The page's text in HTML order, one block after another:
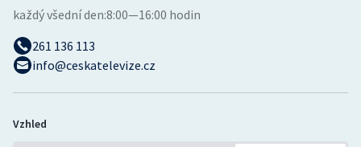
každý všední den:8:00—16:00 hodin
261 136 113
info@ceskatelevize.cz
Vzhled